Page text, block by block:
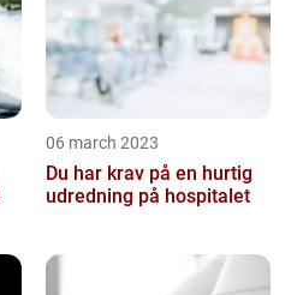
06 march 2023
Du har krav på en hurtig
udredning på hospitalet